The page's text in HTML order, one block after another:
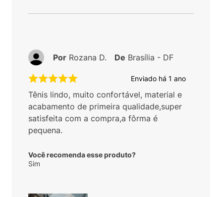
Enviado há 1 ano
Tênis lindo, muito confortável, material e
acabamento de primeira qualidade,super
satisfeita com a compra,a fôrma é
pequena.
Você recomenda esse produto?
Sim
Por Rozana D. De Brasília - DF